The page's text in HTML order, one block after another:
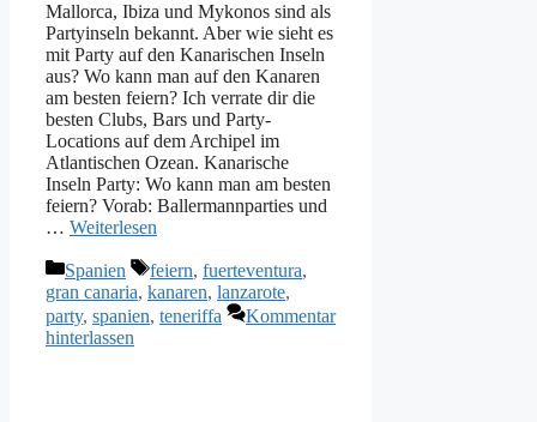
Mallorca, Ibiza und Mykonos sind als
Partyinseln bekannt. Aber wie sieht es
mit Party auf den Kanarischen Inseln
aus? Wo kann man auf den Kanaren
am besten feiern? Ich verrate dir die
besten Clubs, Bars und Party-
Locations auf dem Archipel im
Atlantischen Ozean. Kanarische
Inseln Party: Wo kann man am besten
feiern? Vorab: Ballermannparties und
… Weiterlesen
Kategorien
Spanien Schlagwörter
feiern, fuerteventura,
gran canaria, kanaren, lanzarote,
party, spanien, teneriffa
Kommentar
hinterlassen